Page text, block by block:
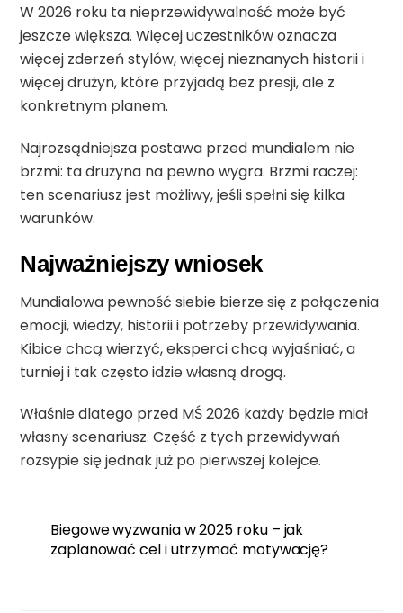
W 2026 roku ta nieprzewidywalność może być
jeszcze większa. Więcej uczestników oznacza
więcej zderzeń stylów, więcej nieznanych historii i
więcej drużyn, które przyjadą bez presji, ale z
konkretnym planem.
Najrozsądniejsza postawa przed mundialem nie
brzmi: ta drużyna na pewno wygra. Brzmi raczej:
ten scenariusz jest możliwy, jeśli spełni się kilka
warunków.
Najważniejszy wniosek
Mundialowa pewność siebie bierze się z połączenia
emocji, wiedzy, historii i potrzeby przewidywania.
Kibice chcą wierzyć, eksperci chcą wyjaśniać, a
turniej i tak często idzie własną drogą.
Właśnie dlatego przed MŚ 2026 każdy będzie miał
własny scenariusz. Część z tych przewidywań
rozsypie się jednak już po pierwszej kolejce.
Biegowe wyzwania w 2025 roku – jak
zaplanować cel i utrzymać motywację?